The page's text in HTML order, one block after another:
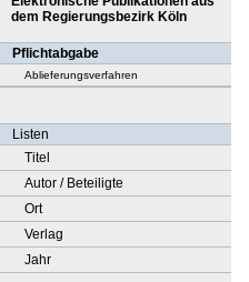
dem Regierungsbezirk Köln
Pflichtabgabe
Ablieferungsverfahren
Listen
Titel
Autor / Beteiligte
Ort
Verlag
Jahr